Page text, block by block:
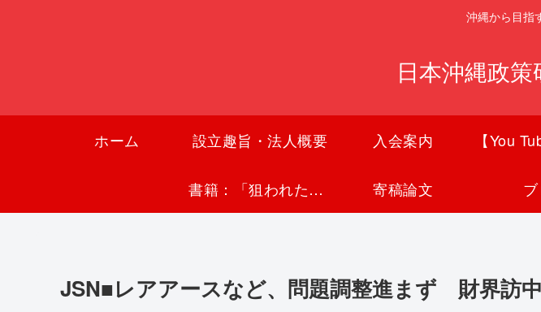
沖縄から目指
日本沖縄政
ホーム 設立趣旨・法人概要 入会案内
書籍：「狙われた沖縄〜真実の沖縄史が日本を救う〜」 寄稿論文
JSN■レアアースなど、問題調整進まず 財界訪